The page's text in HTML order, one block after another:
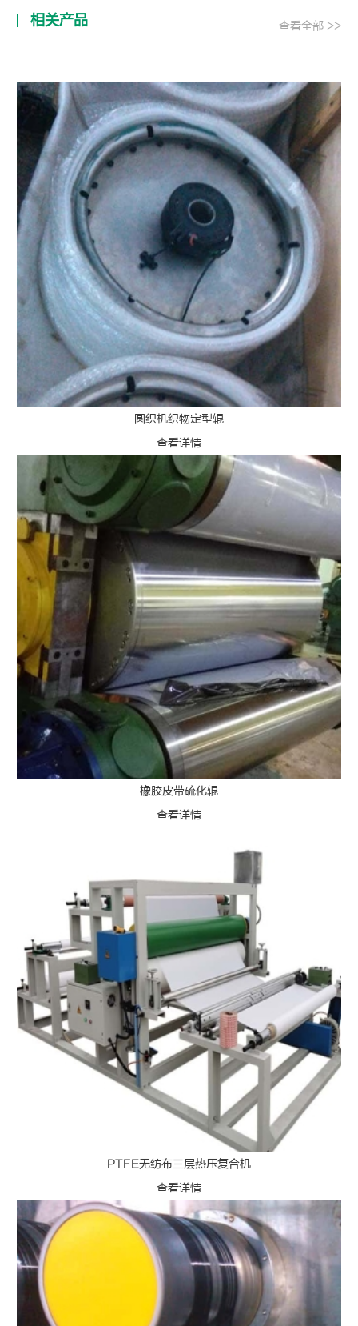
相关产品 查看全部 >>
圆织机织物定型辊
查看详情
橡胶皮带硫化辊
查看详情
PTFE无纺布三层热压复合机
查看详情